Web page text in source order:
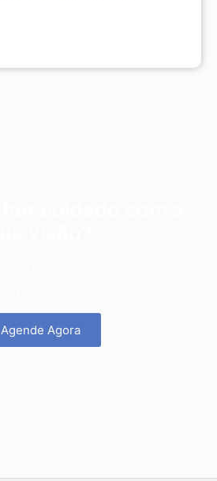
Agende Agora